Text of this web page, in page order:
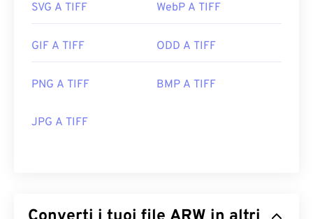
SVG A TIFF WebP A TIFF
GIF A TIFF ODD A TIFF
PNG A TIFF BMP A TIFF
JPG A TIFF